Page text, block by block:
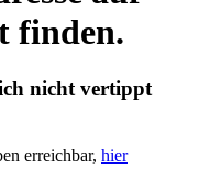
finden.
nicht vertippt
erreichbar, hier